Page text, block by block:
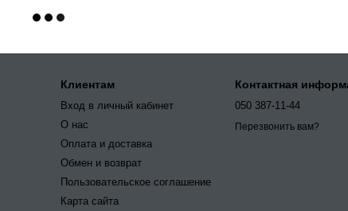
Клиентам
Вход в личный кабинет
О нас
Оплата и доставка
Обмен и возврат
Пользовательское соглашение
Карта сайта
Контактная
050 387-11-44
Перезвонить вам?